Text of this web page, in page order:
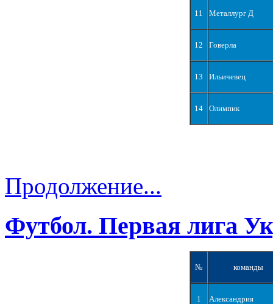
11 Металлург Д
12 Говерла
13 Ильичевец
14 Олимпик
Продолжение...
Футбол. Первая лига
№ команды
1 Александрия